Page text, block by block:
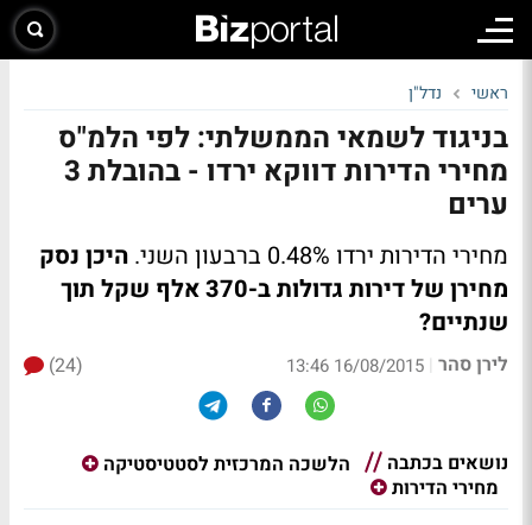
ראשי נדל"ן
בניגוד לשמאי הממשלתי: לפי הלמ"ס
מחירי הדירות דווקא ירדו - בהובלת 3
ערים
מחירי הדירות ירדו 0.48% ברבעון השני.
היכן נסק
מחירן של דירות גדולות ב-370 אלף שקל תוך
שנתיים?
לירן סהר |
16/08/2015 13:46
(24)
נושאים בכתבה
הלשכה המרכזית לסטטיסטיקה
מחירי הדירות